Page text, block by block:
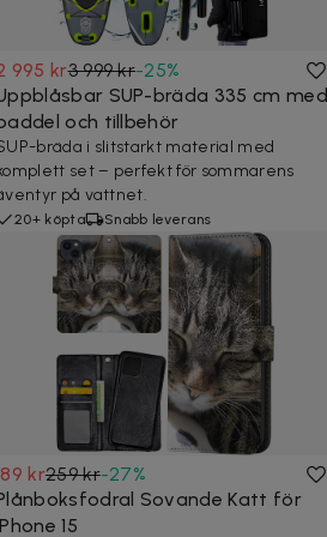
995 kr3 999 kr-25%
SUP-bräda 335 cm med
och tillbehör
bräda i slitstarkt material med
set – perfekt för sommarens
på vattnet.
20+ köpta Snabb leverans
kr259 kr-27%
Sovande Katt för
15